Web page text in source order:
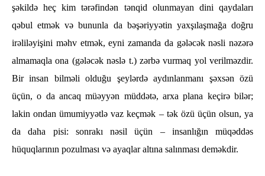
şəkildə heç kim tərəfindən tənqid olunmayan dini qaydaları
qəbul etmək və bununla da bəşəriyyətin yaxşılaşmağa doğru
irəliləyişini məhv etmək, eyni zamanda da gələcək nəsli nəzərə
almamaqla ona (gələcək nəslə t.) zərbə vurmaq yol verilməzdir.
Bir insan bilməli olduğu şeylərdə aydınlanmanı şəxsən özü
üçün, o da ancaq müəyyən müddətə, arxa plana keçirə bilər;
lakin ondan ümumiyyətlə vaz keçmək – tək özü üçün olsun, ya
da daha pisi: sonrakı nəsil üçün – insanlığın müqəddəs
hüquqlarının pozulması və ayaqlar altına salınması deməkdir.